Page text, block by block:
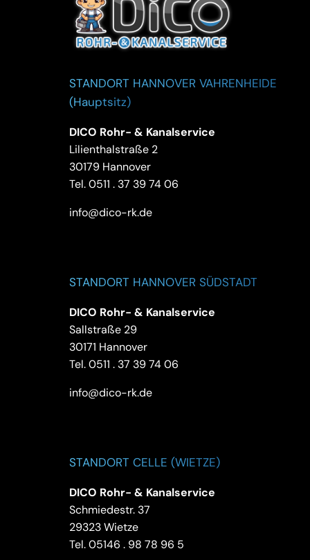
STANDORT HANNOVER VAHRENHEIDE
(Hauptsitz)
DICO Rohr- & Kanalservice
Lilienthalstraße 2
30179 Hannover
Tel.0511 . 37 39 74 06
info@dico-rk.de
STANDORT HANNOVER SÜDSTADT
DICO Rohr- & Kanalservice
Sallstraße 29
30171 Hannover
Tel.0511 . 37 39 74 06
info@dico-rk.de
STANDORT CELLE (WIETZE)
DICO Rohr- & Kanalservice
Schmiedestr. 37
29323 Wietze
Tel.05146 . 98 78 96 5